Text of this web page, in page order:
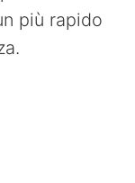
più rapido